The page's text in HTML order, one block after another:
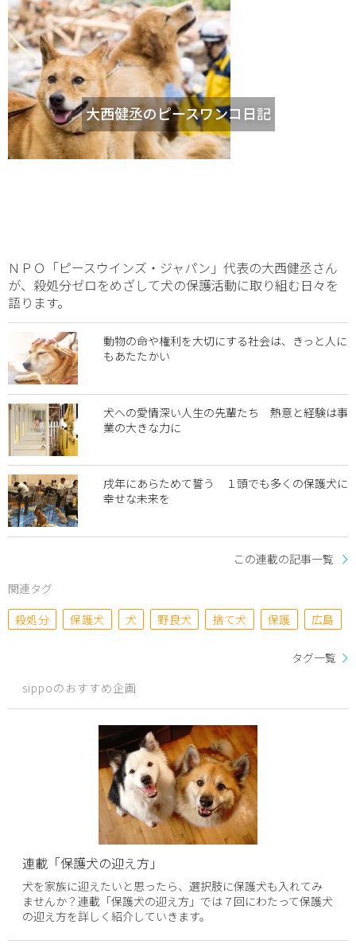
大西健丞のピースワンコ日記
ＮＰＯ「ピースウインズ・ジャパン」代表の大西健丞さん
が、殺処分ゼロをめざして犬の保護活動に取り組む日々を
語ります。
動物の命や権利を大切にする社会は、きっと人に
もあたたかい
犬への愛情深い人生の先輩たち 熱意と経験は事
業の大きな力に
戌年にあらためて誓う １頭でも多くの保護犬に
幸せな未来を
この連載の記事一覧
関連タグ
殺処分
保護犬 犬 野良犬 捨て犬 保護 広島
タグ一覧
sippoのおすすめ企画
連載「保護犬の迎え方」
犬を家族に迎えたいと思ったら、選択肢に保護犬も入れてみ
ませんか？連載「保護犬の迎え方」では７回にわたって保護犬
の迎え方を詳しく紹介していきます。